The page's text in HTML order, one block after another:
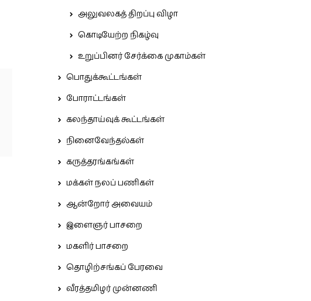
அலுவலகத் திறப்பு விழா
கொடியேற்ற நிகழ்வு
உறுப்பினர் சேர்க்கை முகாம்கள்
பொதுக்கூட்டங்கள்
போராட்டங்கள்
கலந்தாய்வுக் கூட்டங்கள்
நினைவேந்தல்கள்
கருத்தரங்கங்கள்
மக்கள் நலப் பணிகள்
ஆன்றோர் அவையம்
இளைஞர் பாசறை
மகளிர் பாசறை
தொழிற்சங்கப் பேரவை
வீரத்தமிழர் முன்னணி